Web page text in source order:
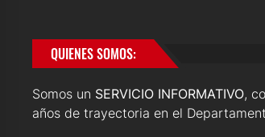
QUIENES SOMOS:
Somos un SERVICIO INFORMATIVO,
años de trayectoria en el